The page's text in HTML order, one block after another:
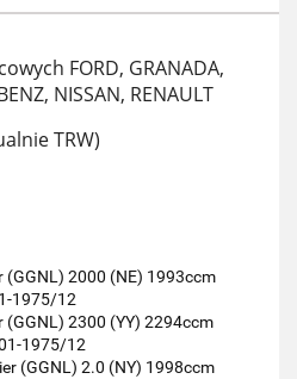
FORD, GRANADA,
NISSAN, RENAULT
TRW)
(GGNL) 2000 (NE) 1993ccm
1975/12
(GGNL) 2300 (YY) 2294ccm
1975/12
(GGNL) 2.0 (NY) 1998ccm